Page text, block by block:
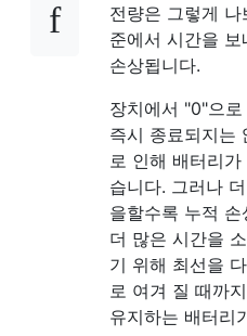
전량은 그렇게
준에서 시간을
손상됩니다.
장치에서 "0"으
즉시 종료되지는
로 인해 배터리
습니다. 그러나
을할수록 누적
더 많은 시간을
기 위해 최선을
로 여겨 질 때까
유지하는 배터리